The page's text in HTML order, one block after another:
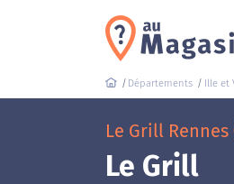
Départements Ille et
Le Grill
Le Grill